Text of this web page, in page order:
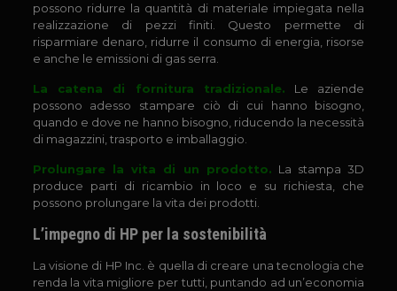
possono ridurre la quantità di materiale impiegata nella
realizzazione di pezzi finiti. Questo permette di
risparmiare denaro, ridurre il consumo di energia, risorse
e anche le emissioni di gas serra.
La catena di fornitura tradizionale. Le aziende
possono adesso stampare ciò di cui hanno bisogno,
quando e dove ne hanno bisogno, riducendo la necessità
di magazzini, trasporto e imballaggio.
Prolungare la vita di un prodotto. La stampa 3D
produce parti di ricambio in loco e su richiesta, che
possono prolungare la vita dei prodotti.
L’impegno di HP per la sostenibilità
La visione di HP Inc. è quella di creare una tecnologia che
renda la vita migliore per tutti, puntando ad un’economia